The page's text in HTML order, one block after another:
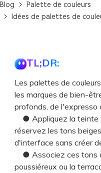
Blog
Palette de couleurs
Idées de palettes de
TL;DR:
Les palettes de
les marques de bien-
profonds, de l'expresso
● Appliquez la teinte
réservez les tons
d'interface sans créer
● Associez ces tons
poussiéreux ou la